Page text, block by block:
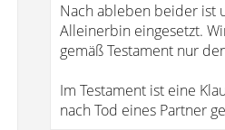
Nach ableben beider ist
Alleinerbin eingesetzt.
gemäß Testament nur
Im Testament ist eine
nach Tod eines Partner